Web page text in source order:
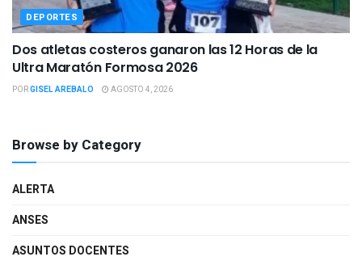
DEPORTES
Dos atletas costeros ganaron las 12 Horas de la
Ultra Maratón Formosa 2026
PORGISEL AREBALO AGOSTO 4, 2026
Browse by Category
ALERTA
ANSES
ASUNTOS DOCENTES